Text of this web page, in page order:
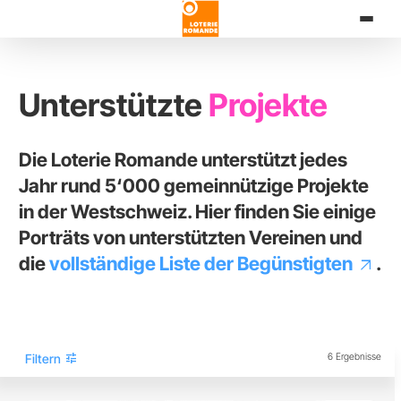
Unterstützte Projekte
Die Loterie Romande unterstützt jedes
Jahr rund 5‘000 gemeinnützige Projekte
in der Westschweiz. Hier finden Sie einige
Porträts von unterstützten Vereinen und
dievollständige Liste der Begünstigten .
Filtern tune 6 Ergebnisse